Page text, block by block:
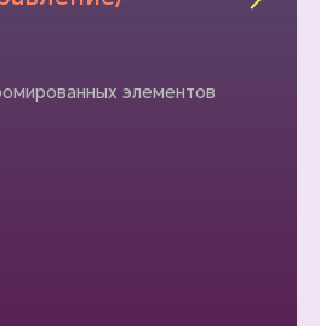
элементов